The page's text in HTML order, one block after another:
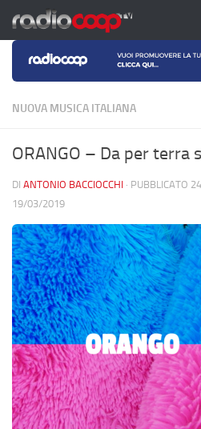
Salta al contenuto
NUOVA MUSICA ITALIANA
ORANGO – Da per terra
DI ANTONIO BACCIOCCHI · PUBBLICATO
19/03/2019